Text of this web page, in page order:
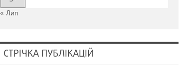
« Лип
СТРІЧКА ПУБЛІКАЦІЙ